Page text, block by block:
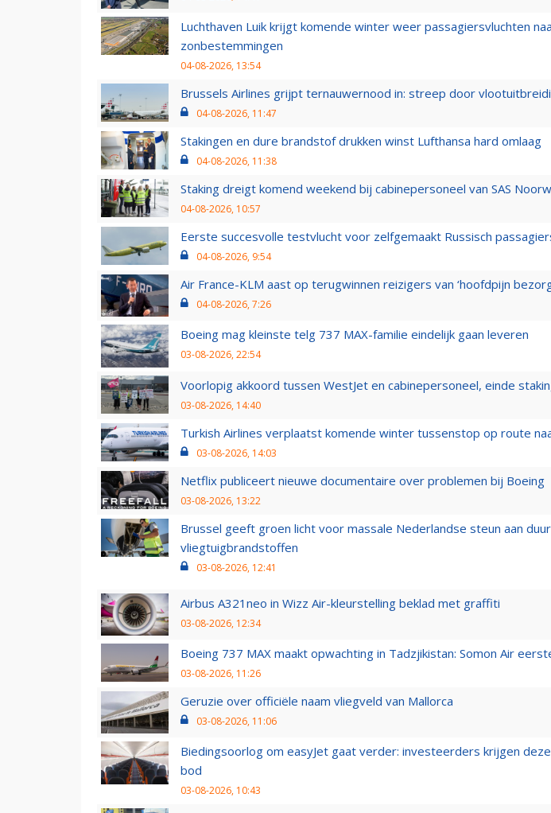
Luchthaven Luik krijgt komende winter weer passagiersvluchten
zonbestemmingen
04-08-2026, 13:54
Brussels Airlines grijpt ternauwernood in: streep door
04-08-2026, 11:47
Stakingen en dure brandstof drukken winst Lufthansa hard omlaag
04-08-2026, 11:38
Staking dreigt komend weekend bij cabinepersoneel van SAS
04-08-2026, 10:57
Eerste succesvolle testvlucht voor zelfgemaakt Russisch
04-08-2026, 9:54
Air France-KLM aast op terugwinnen reizigers van ‘hoofdpijn
04-08-2026, 7:26
Boeing mag kleinste telg 737 MAX-familie eindelijk gaan leveren
03-08-2026, 22:54
Voorlopig akkoord tussen WestJet en cabinepersoneel, einde
03-08-2026, 14:40
Turkish Airlines verplaatst komende winter tussenstop op route
03-08-2026, 14:03
Netflix publiceert nieuwe documentaire over problemen bij Boeing
03-08-2026, 13:22
Brussel geeft groen licht voor massale Nederlandse steun aan
vliegtuigbrandstoffen
03-08-2026, 12:41
Airbus A321neo in Wizz Air-kleurstelling beklad met graffiti
03-08-2026, 12:34
Boeing 737 MAX maakt opwachting in Tadzjikistan: Somon Air
03-08-2026, 11:26
Geruzie over officiële naam vliegveld van Mallorca
03-08-2026, 11:06
Biedingsoorlog om easyJet gaat verder: investeerders krijgen
bod
03-08-2026, 10:43